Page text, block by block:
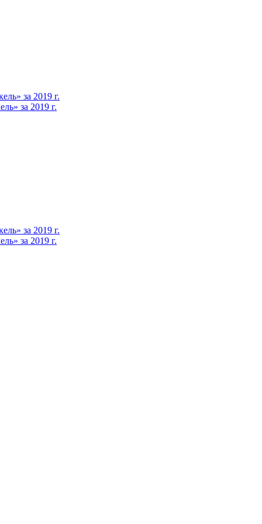
за 2019 г.
за 2019 г.
за 2019 г.
за 2019 г.